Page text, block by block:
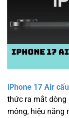
iPhone 17 Air
thức ra mắt dòng
mỏng, hiệu năng